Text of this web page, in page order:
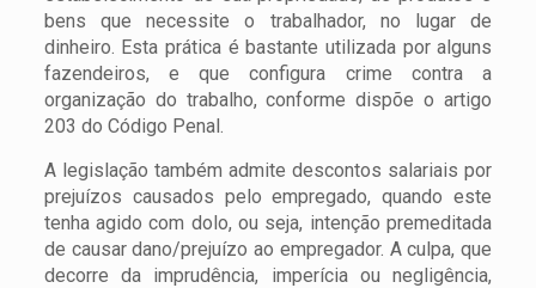
bens que necessite o trabalhador, no lugar de
dinheiro. Esta prática é bastante utilizada por alguns
fazendeiros, e que configura crime contra a
organização do trabalho, conforme dispõe o artigo
203 do Código Penal.
A legislação também admite descontos salariais por
prejuízos causados pelo empregado, quando este
tenha agido com dolo, ou seja, intenção premeditada
de causar dano/prejuízo ao empregador. A culpa, que
decorre da imprudência, imperícia ou negligência,